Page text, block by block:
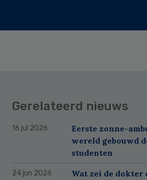
Gerelateerd nieuws
16 jul 2026
Eerste zonne-
wereld gebouwd
studenten
24 jun 2026
Wat zei de dokter